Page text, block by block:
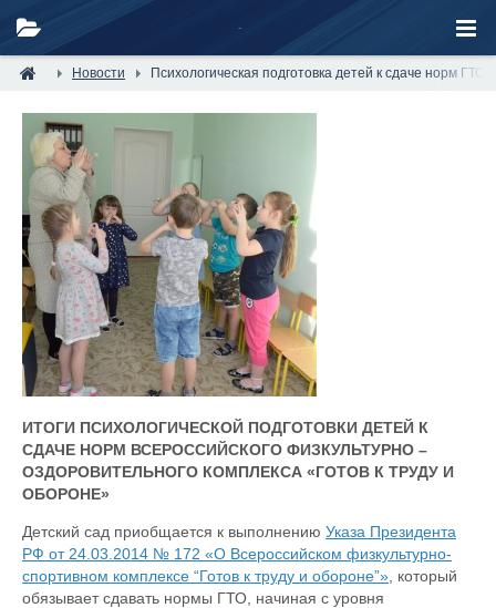
Новости Психологическая подготовка детей к сдаче норм ГТО
ИТОГИ ПСИХОЛОГИЧЕСКОЙ ПОДГОТОВКИ ДЕТЕЙ К
СДАЧЕ НОРМ ВСЕРОССИЙСКОГО ФИЗКУЛЬТУРНО –
ОЗДОРОВИТЕЛЬНОГО КОМПЛЕКСА «ГОТОВ К ТРУДУ И
ОБОРОНЕ»
Детский сад приобщается к выполнению Указа Президента
РФ от 24.03.2014 № 172 «О Всероссийском физкультурно-
спортивном комплексе “Готов к труду и обороне”» , который
обязывает сдавать нормы ГТО, начиная с уровня